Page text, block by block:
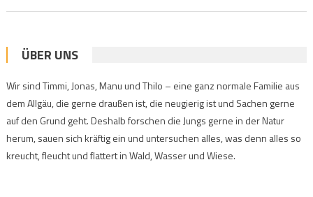
ÜBER UNS
Wir sind Timmi, Jonas, Manu und Thilo – eine ganz normale Familie aus
dem Allgäu, die gerne draußen ist, die neugierig ist und Sachen gerne
auf den Grund geht. Deshalb forschen die Jungs gerne in der Natur
herum, sauen sich kräftig ein und untersuchen alles, was denn alles so
kreucht, fleucht und flattert in Wald, Wasser und Wiese.